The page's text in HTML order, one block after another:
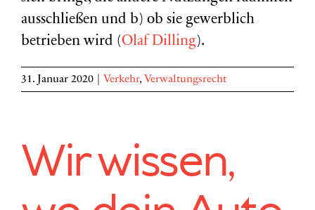
ausschließen und b) ob sie gewerblich
betrieben wird (Olaf Dilling).
31. Januar 2020 Verkehr, Verwaltungsrecht
Wir wissen,